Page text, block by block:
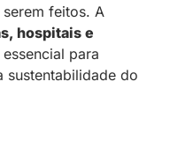
feitos. A
hospitais e
para
sustentabilidade do